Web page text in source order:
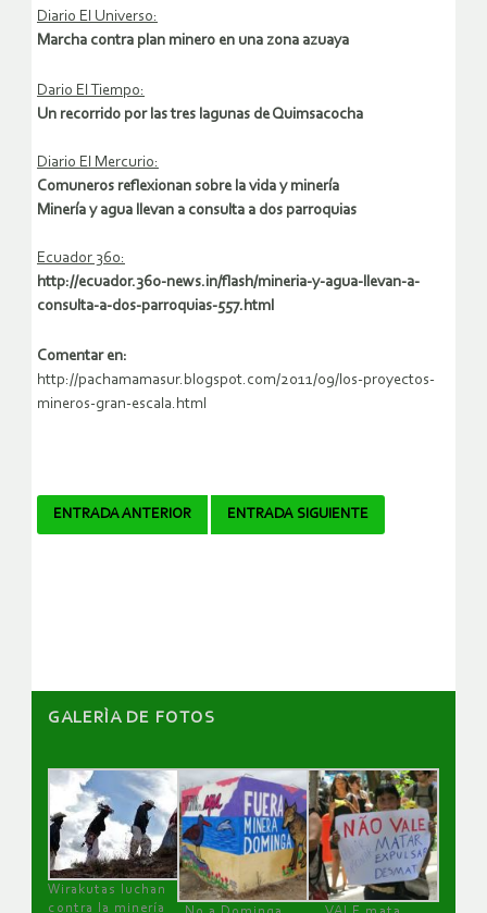
Diario El Universo:
Marcha contra plan minero en una zona azuaya
Dario El Tiempo:
Un recorrido por las tres lagunas de Quimsacocha
Diario El Mercurio:
Comuneros reflexionan sobre la vida y minería
Minería y agua llevan a consulta a dos parroquias
Ecuador 360:
http://ecuador.360-news.in/flash/mineria-y-agua-llevan-a-
consulta-a-dos-parroquias-557.html
Comentar en:
http://pachamamasur.blogspot.com/2011/09/los-proyectos-
mineros-gran-escala.html
Navegador
ENTRADA ANTERIOR ENTRADA SIGUIENTE
GALERÌA DE FOTOS
Wirakutas luchan
contra la minería